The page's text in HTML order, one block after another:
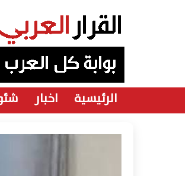
الرئيسية اخبار